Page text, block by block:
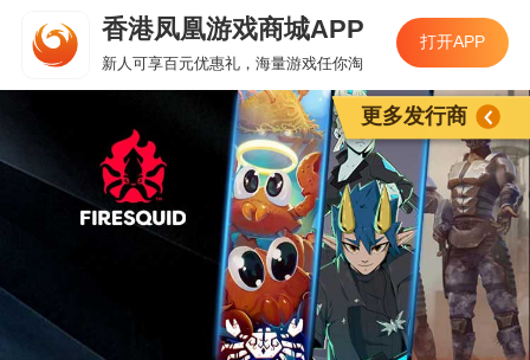
香港凤凰游戏商城APP
新人可享百元优惠礼，海量游戏任你淘
打开APP
更多发行商